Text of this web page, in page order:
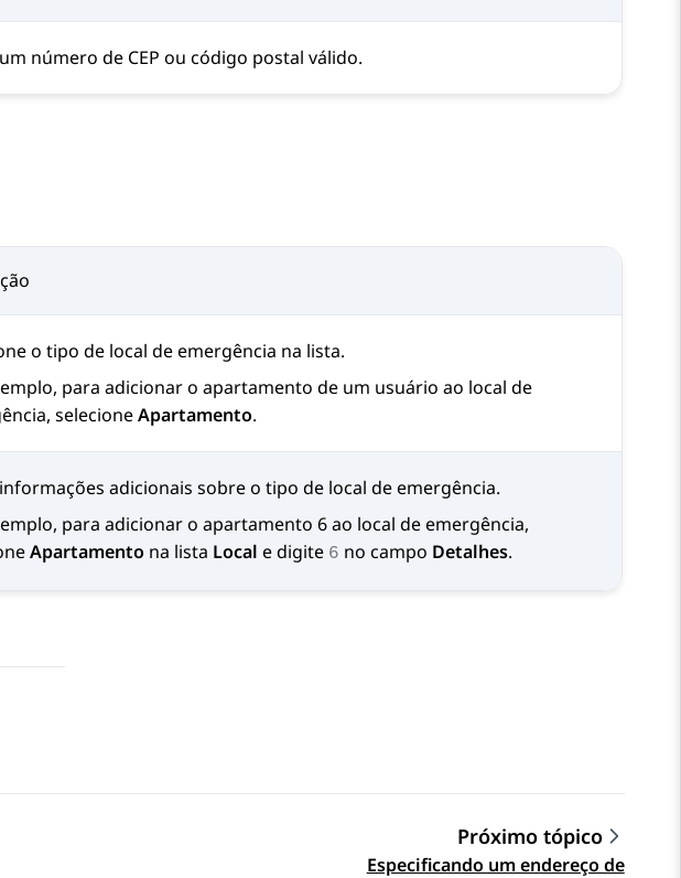
número de CEP ou código postal válido.
o tipo de local de emergência na lista.
para adicionar o apartamento de um usuário ao local de
selecioneApartamento.
adicionais sobre o tipo de local de emergência.
para adicionar o apartamento 6 ao local de emergência,
Apartamento na lista Local e digite 6 no campo Detalhes.
Próximo tópico
Especificando um endereço de